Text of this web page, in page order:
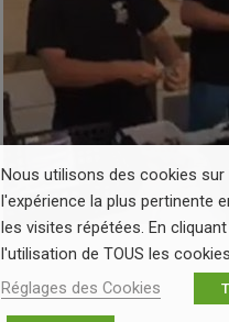
Nous utilisons des cookies
l'expérience la plus pertinente
les visites répétées. En
l'utilisation de TOUS les
Réglages des Cookies